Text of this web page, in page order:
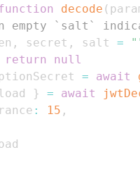
decode (
empty `salt`
, secret , salt =
return
null
= await
} = await
: 15 ,